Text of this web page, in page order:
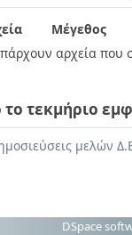
Μέγεθος
αρχεία που
το τεκμήριο
μελών
DSpace